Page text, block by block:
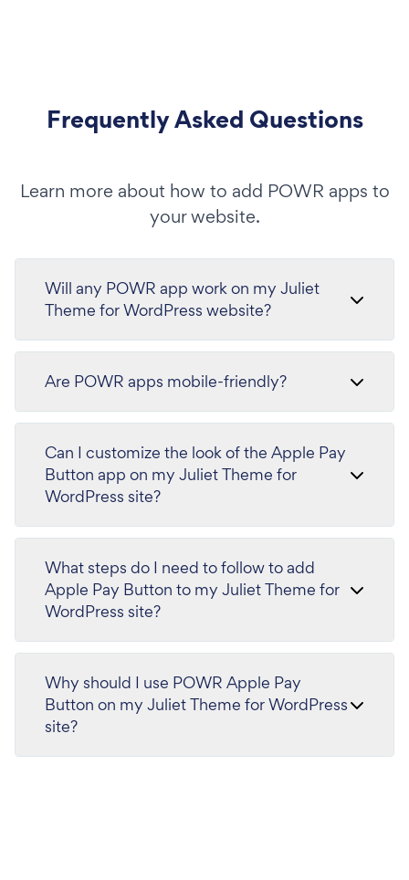
Frequently Asked Questions
Learn more about how to add POWR apps to
your website.
Will any POWR app work on my Juliet
Theme for WordPress website?
Are POWR apps mobile-friendly?
Can I customize the look of the Apple Pay
Button app on my Juliet Theme for
WordPress site?
What steps do I need to follow to add
Apple Pay Button to my Juliet Theme for
WordPress site?
Why should I use POWR Apple Pay
Button on my Juliet Theme for WordPress
site?